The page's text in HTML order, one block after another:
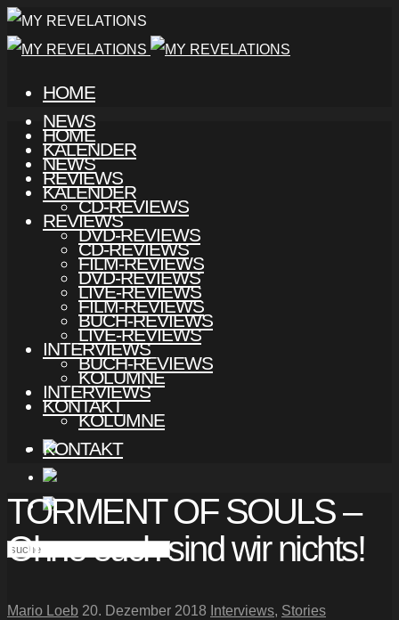
HOME
NEWS
KALENDER
REVIEWS
CD-REVIEWS
DVD-REVIEWS
FILM-REVIEWS
LIVE-REVIEWS
BUCH-REVIEWS
INTERVIEWS
KOLUMNE
KONTAKT
HOME
NEWS
KALENDER
REVIEWS
CD-REVIEWS
DVD-REVIEWS
FILM-REVIEWS
LIVE-REVIEWS
BUCH-REVIEWS
INTERVIEWS
KOLUMNE
KONTAKT
TORMENT OF SOULS –
Ohne euch sind wir nichts!
Mario Loeb 20. Dezember 2018 Interviews, Stories